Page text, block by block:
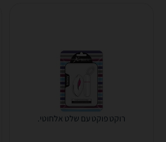
רוקט פוקט עם שלט אלחוטי.